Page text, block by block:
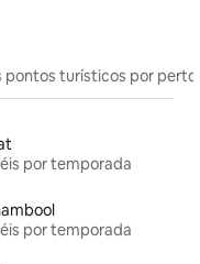
pontos turísticos por perto
por temporada
por temporada